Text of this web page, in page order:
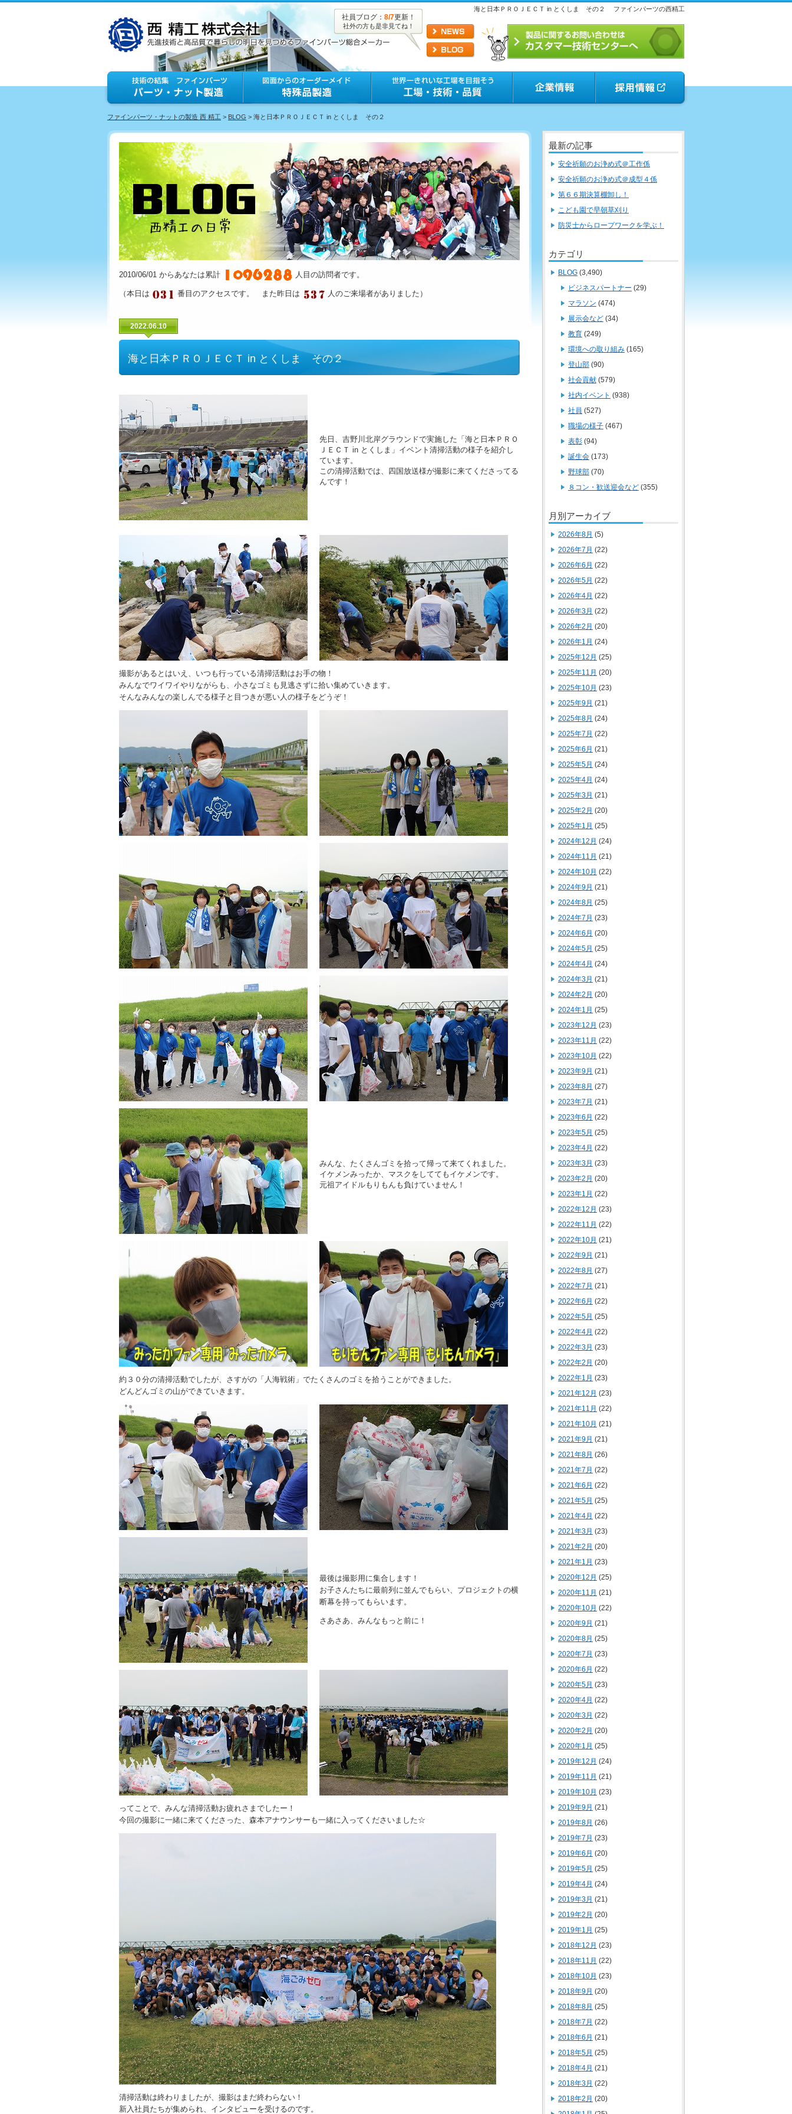
海と日本ＰＲＯＪＥＣＴ in とくしま その２ ファインパーツの西精工
社員ブログ： 8/7更新！
社外の方も是非見てね！
ファインパーツ・ナットの製造 西 精工 > BLOG > 海と日本ＰＲＯＪＥＣＴ in とくしま その２
2010/06/01 からあなたは累計 人目の訪問者です。
（本日は 番目のアクセスです。 また昨日は 人のご来場者がありました）
2022.06.10
海と日本ＰＲＯＪＥＣＴ in とくしま その２
先日、吉野川北岸グラウンドで実施した「海と日本ＰＲＯ
ＪＥＣＴ in とくしま」イベント清掃活動の様子を紹介し
ています。
この清掃活動では、四国放送様が撮影に来てくださってる
んです！
撮影があるとはいえ、いつも行っている清掃活動はお手の物！
みんなでワイワイやりながらも、小さなゴミも見逃さずに拾い集めていきます。
そんなみんなの楽しんでる様子と目つきが悪い人の様子をどうぞ！
みんな、たくさんゴミを拾って帰って来てくれました。
イケメンみったか、マスクをしててもイケメンです。
元祖アイドルもりもんも負けていません！
約３０分の清掃活動でしたが、さすがの「人海戦術」でたくさんのゴミを拾うことができました。
どんどんゴミの山ができていきます。
最後は撮影用に集合します！
お子さんたちに最前列に並んでもらい、プロジェクトの横
断幕を持ってもらいます。
さあさあ、みんなもっと前に！
ってことで、みんな清掃活動お疲れさまでしたー！
今回の撮影に一緒に来てくださった、森本アナウンサーも一緒に入ってくださいました☆
清掃活動は終わりましたが、撮影はまだ終わらない！
新入社員たちが集められ、インタビューを受けるのです。
最新の記事
安全祈願のお浄め式＠工作係
安全祈願のお浄め式＠成型４係
第６６期決算棚卸し！
こども園で早朝草刈り
防災士からロープワークを学ぶ！
カテゴリ
BLOG (3,490)
ビジネスパートナー (29)
マラソン (474)
展示会など (34)
教育 (249)
環境への取り組み (165)
登山部 (90)
社会貢献 (579)
社内イベント (938)
社員 (527)
職場の様子 (467)
表彰 (94)
誕生会 (173)
野球部 (70)
８コン・歓送迎会など (355)
月別アーカイブ
2026年8月 (5)
2026年7月 (22)
2026年6月 (22)
2026年5月 (22)
2026年4月 (22)
2026年3月 (22)
2026年2月 (20)
2026年1月 (24)
2025年12月 (25)
2025年11月 (20)
2025年10月 (23)
2025年9月 (21)
2025年8月 (24)
2025年7月 (22)
2025年6月 (21)
2025年5月 (24)
2025年4月 (24)
2025年3月 (21)
2025年2月 (20)
2025年1月 (25)
2024年12月 (24)
2024年11月 (21)
2024年10月 (22)
2024年9月 (21)
2024年8月 (25)
2024年7月 (23)
2024年6月 (20)
2024年5月 (25)
2024年4月 (24)
2024年3月 (21)
2024年2月 (20)
2024年1月 (25)
2023年12月 (23)
2023年11月 (22)
2023年10月 (22)
2023年9月 (21)
2023年8月 (27)
2023年7月 (21)
2023年6月 (22)
2023年5月 (25)
2023年4月 (22)
2023年3月 (23)
2023年2月 (20)
2023年1月 (22)
2022年12月 (23)
2022年11月 (22)
2022年10月 (21)
2022年9月 (21)
2022年8月 (27)
2022年7月 (21)
2022年6月 (22)
2022年5月 (25)
2022年4月 (22)
2022年3月 (23)
2022年2月 (20)
2022年1月 (23)
2021年12月 (23)
2021年11月 (22)
2021年10月 (21)
2021年9月 (21)
2021年8月 (26)
2021年7月 (22)
2021年6月 (22)
2021年5月 (25)
2021年4月 (22)
2021年3月 (23)
2021年2月 (20)
2021年1月 (23)
2020年12月 (25)
2020年11月 (21)
2020年10月 (22)
2020年9月 (21)
2020年8月 (25)
2020年7月 (23)
2020年6月 (22)
2020年5月 (23)
2020年4月 (22)
2020年3月 (22)
2020年2月 (20)
2020年1月 (25)
2019年12月 (24)
2019年11月 (21)
2019年10月 (23)
2019年9月 (21)
2019年8月 (26)
2019年7月 (23)
2019年6月 (20)
2019年5月 (25)
2019年4月 (24)
2019年3月 (21)
2019年2月 (20)
2019年1月 (25)
2018年12月 (23)
2018年11月 (22)
2018年10月 (23)
2018年9月 (20)
2018年8月 (25)
2018年7月 (22)
2018年6月 (21)
2018年5月 (25)
2018年4月 (21)
2018年3月 (22)
2018年2月 (20)